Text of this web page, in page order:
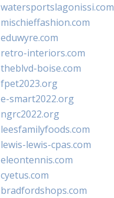
watersportslagonissi.com
mischieffashion.com
eduwyre.com
retro-interiors.com
theblvd-boise.com
fpet2023.org
e-smart2022.org
ngrc2022.org
leesfamilyfoods.com
lewis-lewis-cpas.com
eleontennis.com
cyetus.com
bradfordshops.com